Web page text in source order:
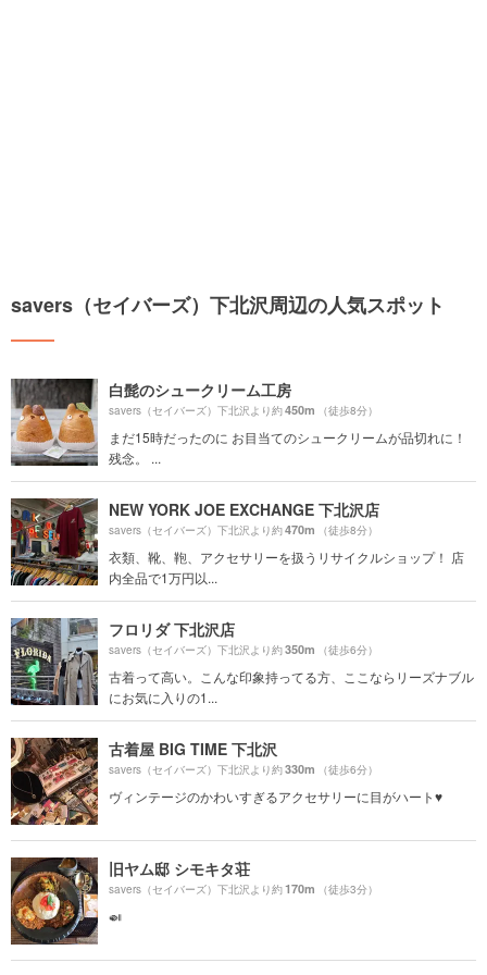
savers（セイバーズ）下北沢周辺の人気スポット
白髭のシュークリーム工房
savers（セイバーズ）下北沢より約450m （徒歩8分）
まだ15時だったのに お目当てのシュークリームが品切れに！
残念。 ...
NEW YORK JOE EXCHANGE 下北沢店
savers（セイバーズ）下北沢より約470m （徒歩8分）
衣類、靴、鞄、アクセサリーを扱うリサイクルショップ！ 店
内全品で1万円以...
フロリダ 下北沢店
savers（セイバーズ）下北沢より約350m （徒歩6分）
古着って高い。こんな印象持ってる方、ここならリーズナブル
にお気に入りの1...
古着屋 BIG TIME 下北沢
savers（セイバーズ）下北沢より約330m （徒歩6分）
ヴィンテージのかわいすぎるアクセサリーに目がハート♥️
旧ヤム邸 シモキタ荘
savers（セイバーズ）下北沢より約170m （徒歩3分）
🍛